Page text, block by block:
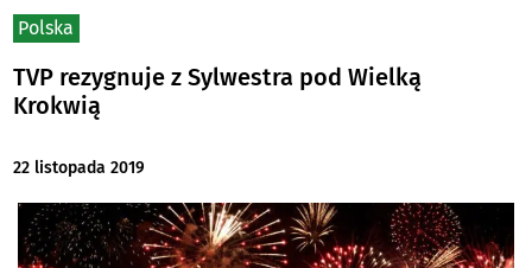
Polska
TVP rezygnuje z Sylwestra pod Wielką
Krokwią
22 listopada 2019